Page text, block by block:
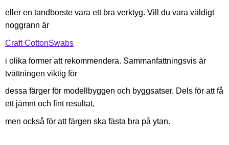
eller en tandborste vara ett bra verktyg. Vill du vara väldigt
noggrann är
Craft CottonSwabs
i olika former att rekommendera. Sammanfattningsvis är
tvättningen viktig för
dessa färger för modellbyggen och byggsatser. Dels för att få
ett jämnt och fint resultat,
men också för att färgen ska fästa bra på ytan.